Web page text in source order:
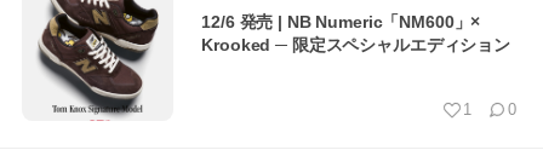
12/6 発売 | NB Numeric「NM600」×
Krooked ─ 限定スペシャルエディション
1 0